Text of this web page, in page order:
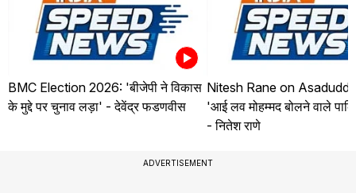
BMC Election 2026: 'बीजेपी ने विकास
के मुद्दे पर चुनाव लड़ा' - देवेंद्र फडणवीस
Nitesh Rane on
'आई लव मोहम्मद बोलने वाले
- नितेश राणे
ADVERTISEMENT